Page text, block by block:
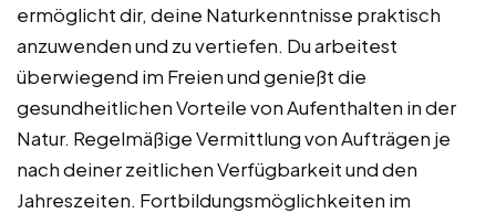
ermöglicht dir, deine Naturkenntnisse praktisch
anzuwenden und zu vertiefen. Du arbeitest
überwiegend im Freien und genießt die
gesundheitlichen Vorteile von Aufenthalten in der
Natur. Regelmäßige Vermittlung von Aufträgen je
nach deiner zeitlichen Verfügbarkeit und den
Jahreszeiten. Fortbildungsmöglichkeiten im